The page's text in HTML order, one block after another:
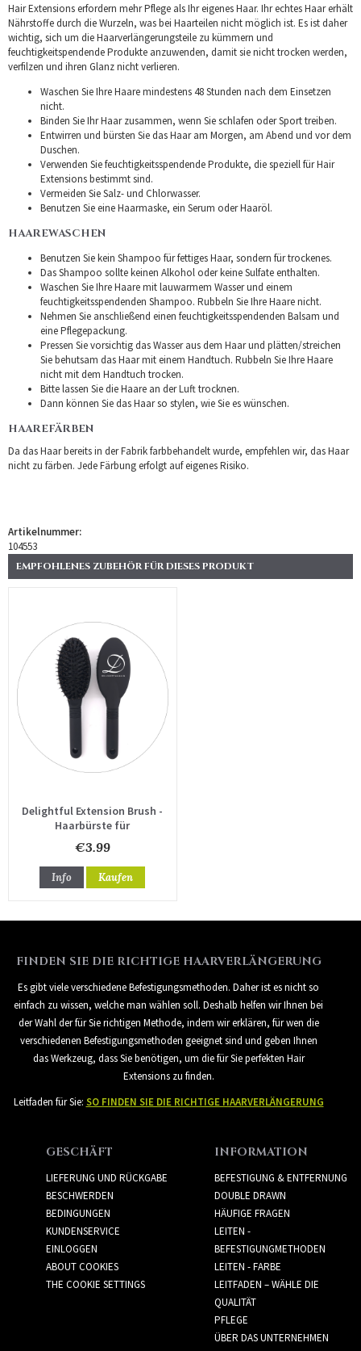
Hair Extensions erfordern mehr Pflege als Ihr eigenes Haar. Ihr echtes Haar erhält
Nährstoffe durch die Wurzeln, was bei Haarteilen nicht möglich ist. Es ist daher
wichtig, sich um die Haarverlängerungsteile zu kümmern und
feuchtigkeitspendende Produkte anzuwenden, damit sie nicht trocken werden,
verfilzen und ihren Glanz nicht verlieren.
Waschen Sie Ihre Haare mindestens 48 Stunden nach dem Einsetzen
nicht.
Binden Sie Ihr Haar zusammen, wenn Sie schlafen oder Sport treiben.
Entwirren und bürsten Sie das Haar am Morgen, am Abend und vor dem
Duschen.
Verwenden Sie feuchtigkeitsspendende Produkte, die speziell für Hair
Extensions bestimmt sind.
Vermeiden Sie Salz- und Chlorwasser.
Benutzen Sie eine Haarmaske, ein Serum oder Haaröl.
HAAREWASCHEN
Benutzen Sie kein Shampoo für fettiges Haar, sondern für trockenes.
Das Shampoo sollte keinen Alkohol oder keine Sulfate enthalten.
Waschen Sie Ihre Haare mit lauwarmem Wasser und einem
feuchtigkeitsspendenden Shampoo. Rubbeln Sie Ihre Haare nicht.
Nehmen Sie anschließend einen feuchtigkeitsspendenden Balsam und
eine Pflegepackung.
Pressen Sie vorsichtig das Wasser aus dem Haar und plätten/streichen
Sie behutsam das Haar mit einem Handtuch. Rubbeln Sie Ihre Haare
nicht mit dem Handtuch trocken.
Bitte lassen Sie die Haare an der Luft trocknen.
Dann können Sie das Haar so stylen, wie Sie es wünschen.
HAAREFÄRBEN
Da das Haar bereits in der Fabrik farbbehandelt wurde, empfehlen wir, das Haar
nicht zu färben. Jede Färbung erfolgt auf eigenes Risiko.
Artikelnummer:
104553
EMPFOHLENES ZUBEHÖR FÜR DIESES PRODUKT
Delightful Extension Brush -
Haarbürste für
Haarverlängerungen
€3.99
Info Kaufen
FINDEN SIE DIE RICHTIGE HAARVERLÄNGERUNG
Es gibt viele verschiedene Befestigungsmethoden. Daher ist es nicht so
einfach zu wissen, welche man wählen soll. Deshalb helfen wir Ihnen bei
der Wahl der für Sie richtigen Methode, indem wir erklären, für wen die
verschiedenen Befestigungsmethoden geeignet sind und geben Ihnen
das Werkzeug, dass Sie benötigen, um die für Sie perfekten Hair
Extensions zu finden.
Leitfaden für Sie: SO FINDEN SIE DIE RICHTIGE HAARVERLÄNGERUNG
GESCHÄFT
LIEFERUNG UND RÜCKGABE
BESCHWERDEN
BEDINGUNGEN
KUNDENSERVICE
EINLOGGEN
ABOUT COOKIES
THE COOKIE SETTINGS
INFORMATION
BEFESTIGUNG & ENTFERNUNG
DOUBLE DRAWN
HÄUFIGE FRAGEN
LEITEN -
BEFESTIGUNGMETHODEN
LEITEN - FARBE
LEITFADEN – WÄHLE DIE
QUALITÄT
PFLEGE
ÜBER DAS UNTERNEHMEN